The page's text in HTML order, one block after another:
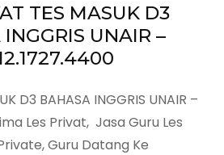
TES MASUK D3
UNAIR –
D3 BAHASA INGGRIS UNAIR –
Les Privat, Jasa Guru Les
Guru Datang Ke